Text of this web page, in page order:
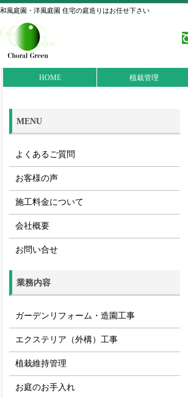
和風庭園・洋風庭園 住宅の庭造りはお任せ下さい
HOME 植栽管理
MENU
よくあるご質問
お客様の声
施工料金について
会社概要
お問い合せ
業務内容
ガーデンリフォーム・造園工事
エクステリア（外構）工事
植栽維持管理
お庭のお手入れ